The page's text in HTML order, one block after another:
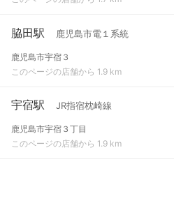
脇田駅 鹿児島市電１系統
鹿児島市宇宿３
このページの店舗から 1.9 km
宇宿駅 JR指宿枕崎線
鹿児島市宇宿３丁目
このページの店舗から 1.9 km